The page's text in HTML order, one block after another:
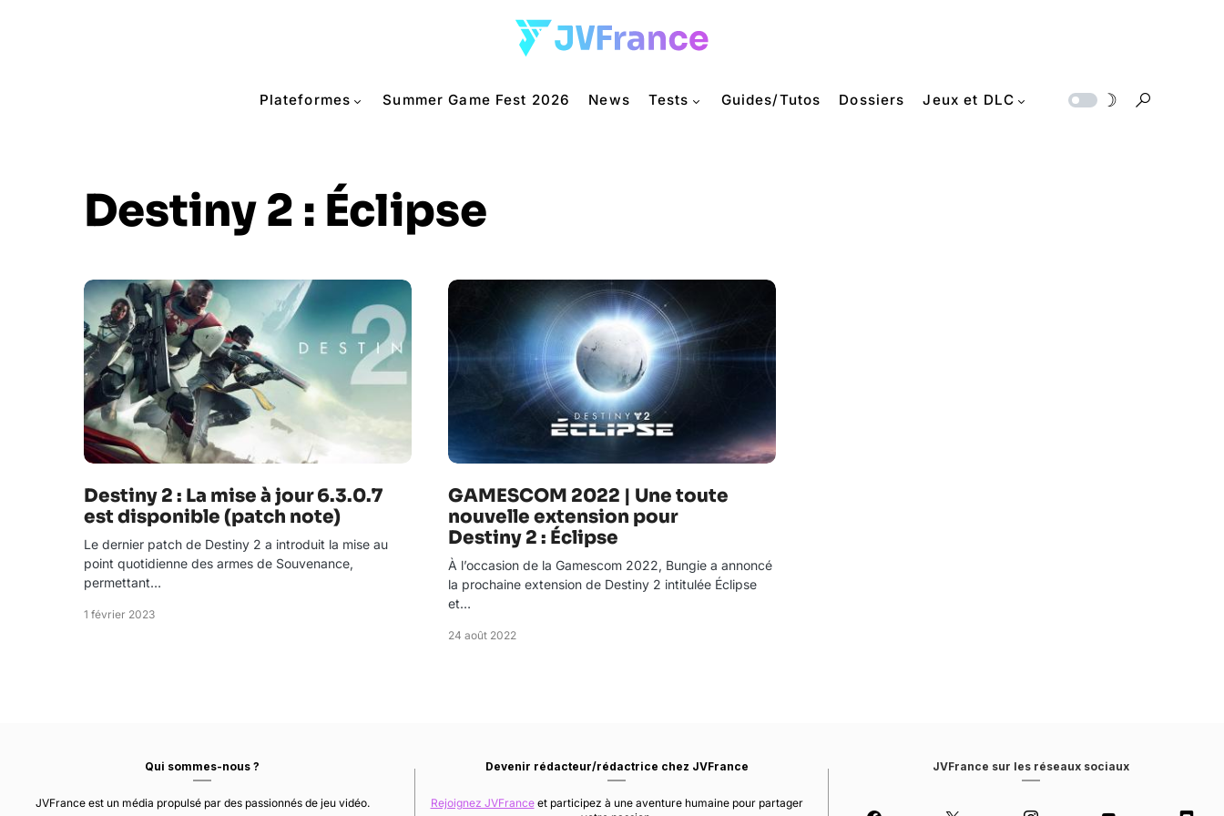
Plateformes Summer Game Fest 2026 News Tests Guides/Tutos Dossiers Jeux et DLC
Destiny 2 : Éclipse
Destiny 2 : La mise à jour 6.3.0.7
est disponible (patch note)
Le dernier patch de Destiny 2 a introduit la mise au
point quotidienne des armes de Souvenance,
permettant…
1 février 2023
GAMESCOM 2022 | Une toute
nouvelle extension pour
Destiny 2 : Éclipse
À l’occasion de la Gamescom 2022, Bungie a annoncé
la prochaine extension de Destiny 2 intitulée Éclipse
et…
24 août 2022
Qui sommes-nous ?
JVFrance est un média propulsé par des passionnés de jeu vidéo.
Devenir rédacteur/rédactrice chez JVFrance
Rejoignez JVFranceet participez à une aventure humaine pour partager
JVFrance sur les réseaux sociaux